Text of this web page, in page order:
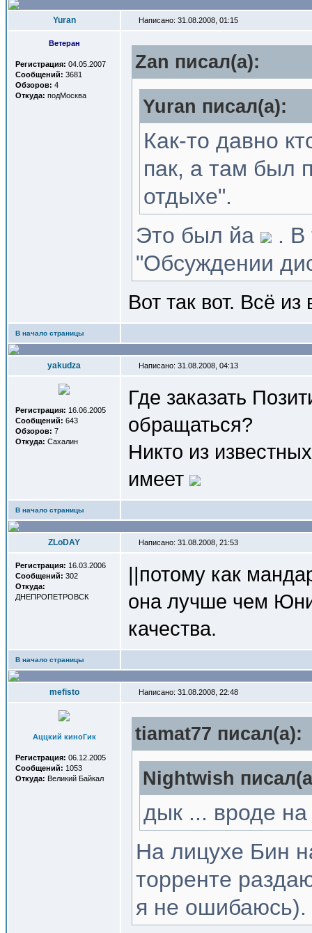
Yuran Написано: 31.08.2008, 01:15
Ветеран
Регистрация: 04.05.2007
Сообщений: 3681
Обзоров: 4
Откуда: подМосква
Zan писал(a):
Yuran писал(a):
Как-то давно
пак, а там был
отдыхе".
Это был йа
. В
"Обсуждении
Вот так вот. Всё
В начало страницы
yakudza Написано: 31.08.2008, 04:13
Регистрация: 16.06.2005
Сообщений: 643
Обзоров: 7
Откуда: Сахалин
Где заказать
обращаться?
Никто из
имеет
В начало страницы
ZLoDAY Написано: 31.08.2008, 21:53
Регистрация: 16.03.2006
Сообщений: 302
Откуда:
ДНЕПРОПЕТРОВСК
||потому как
она лучше чем
качества.
В начало страницы
mefisto Написано: 31.08.2008, 22:48
Аццкий киноГик
Регистрация: 06.12.2005
Сообщений: 1053
Откуда: Великий Байкал
tiamat77 писал(a):
Nightwish
дык ... вроде
На лицухе Бин
торренте
я не ошибаюсь).